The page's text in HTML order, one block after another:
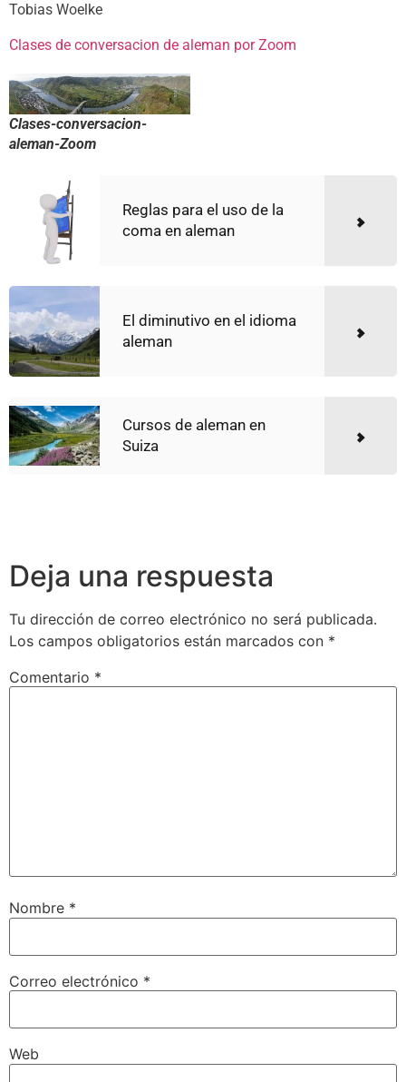
Tobias Woelke
Clases de conversacion de aleman por Zoom
Clases-conversacion-
aleman-Zoom
Reglas para el uso de la
coma en aleman
El diminutivo en el idioma
aleman
Cursos de aleman en
Suiza
Deja una respuesta
Tu dirección de correo electrónico no será publicada.
Los campos obligatorios están marcados con *
Comentario *
Nombre *
Correo electrónico *
Web